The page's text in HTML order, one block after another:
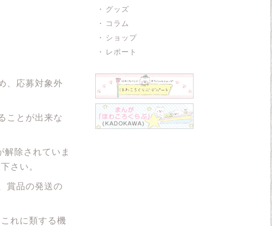
、応募対象外
ことが出来な
除されていま
さい。
賞品の発送の
れに類する機
グッズ
コラム
ショップ
レポート